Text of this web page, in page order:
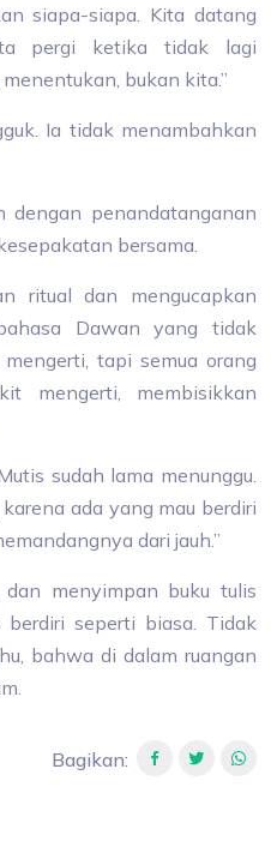
siapa-siapa. Kita datang
pergi ketika tidak lagi
bukan kita.”
Ia tidak menambahkan
dengan penandatanganan
bersama.
ritual dan mengucapkan
Dawan yang tidak
tapi semua orang
mengerti, membisikkan
sudah lama menunggu.
ada yang mau berdiri
dari jauh.”
menyimpan buku tulis
berdiri seperti biasa. Tidak
bahwa di dalam ruangan
Bagikan: